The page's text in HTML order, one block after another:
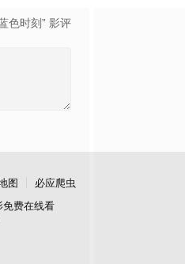
色时刻” 影评
图
必应爬虫
免费在线看